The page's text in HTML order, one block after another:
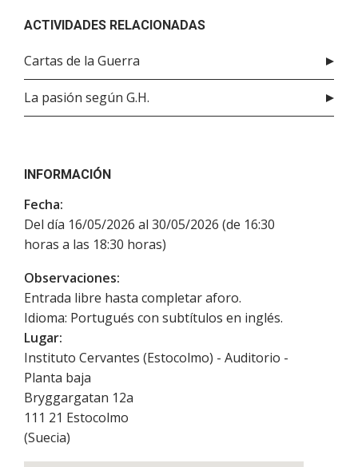
ACTIVIDADES RELACIONADAS
Cartas de la Guerra
La pasión según G.H.
INFORMACIÓN
Fecha:
Del día 16/05/2026 al 30/05/2026 (de 16:30
horas a las 18:30 horas)
Observaciones:
Entrada libre hasta completar aforo.
Idioma: Portugués con subtítulos en inglés.
Lugar:
Instituto Cervantes (Estocolmo) - Auditorio -
Planta baja
Bryggargatan 12a
111 21 Estocolmo
(Suecia)